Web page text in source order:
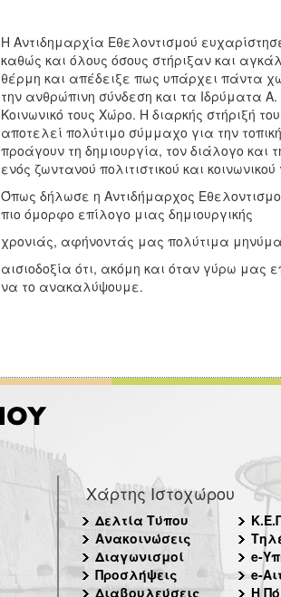
Η Αντιδημαρχία Εθελοντισμού
καθώς και όλους όσους στήριξαν και
θέρμη και απέδειξε πως υπάρχει πάντα
την ανθρώπινη σύνδεση και τα Ιδρύματα
Κοινωνικό τους Χώρο. Η διαρκής στήριξή
αποτελεί πολύτιμο σύμμαχο για την
προάγουν τη δημιουργία, τον διάλογο
ενός ζωντανού πολιτιστικού και
Όπως δήλωσε η Αντιδήμαρχος
πιο όμορφο επίλογο μιας δημιουργικής
χρονιάς, αφήνοντάς μας πολύτιμα
αισιοδοξία ότι, ακόμη και όταν γύρω μας
να το ανακαλύψουμε.
Χάρτης Ιστοχώρου
Δελτία Τύπου
Ανακοινώσεις
Διαγωνισμοί
Προσλήψεις
Διαβουλεύσεις
e-
e-
Η